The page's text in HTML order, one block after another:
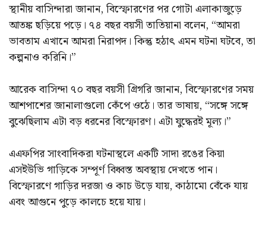
স্থানীয় বাসিন্দারা জানান, বিস্ফোরণের পর গোটা এলাকাজুড়ে
আতঙ্ক ছড়িয়ে পড়ে। ৭৪ বছর বয়সী তাতিয়ানা বলেন, “আমরা
ভাবতাম এখানে আমরা নিরাপদ। কিন্তু হঠাৎ এমন ঘটনা ঘটবে, তা
কল্পনাও করিনি।”
আরেক বাসিন্দা ৭০ বছর বয়সী গ্রিগরি জানান, বিস্ফোরণের সময়
আশপাশের জানালাগুলো কেঁপে ওঠে। তার ভাষায়, “সঙ্গে সঙ্গে
বুঝেছিলাম এটা বড় ধরনের বিস্ফোরণ। এটা যুদ্ধেরই মূল্য।”
এএফপির সাংবাদিকরা ঘটনাস্থলে একটি সাদা রঙের কিয়া
এসইউভি গাড়িকে সম্পূর্ণ বিধ্বস্ত অবস্থায় দেখতে পান।
বিস্ফোরণে গাড়ির দরজা ও কাচ উড়ে যায়, কাঠামো বেঁকে যায়
এবং আগুনে পুড়ে কালচে হয়ে যায়।